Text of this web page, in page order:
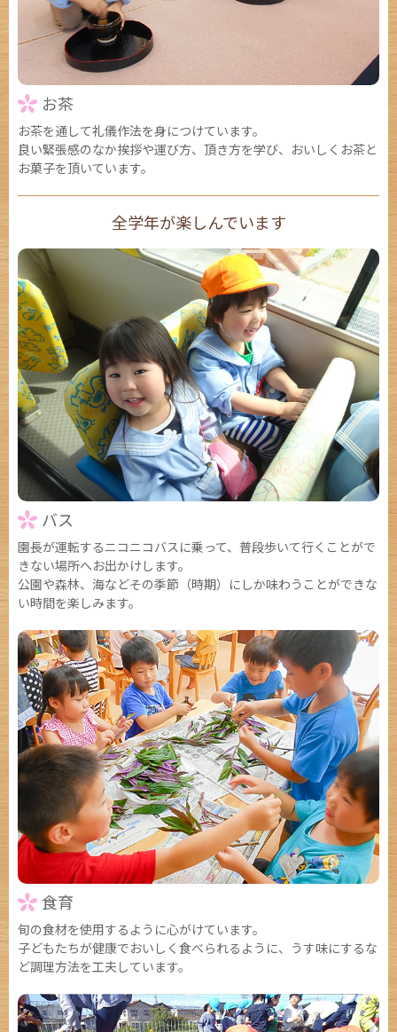
お茶
お茶を通して礼儀作法を身につけています。
良い緊張感のなか挨拶や運び方、頂き方を学び、おいしくお茶と
お菓子を頂いています。
全学年が楽しんでいます
バス
園長が運転するニコニコバスに乗って、普段歩いて行くことがで
きない場所へお出かけします。
公園や森林、海などその季節（時期）にしか味わうことができな
い時間を楽しみます。
食育
旬の食材を使用するように心がけています。
子どもたちが健康でおいしく食べられるように、うす味にするな
ど調理方法を工夫しています。